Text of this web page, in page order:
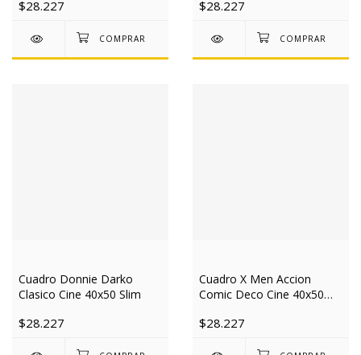
$28.227 $28.227
Cuadro Donnie Darko
Clasico Cine 40x50 Slim
$28.227
Cuadro X Men Accion
Comic Deco Cine 40x50
$28.227